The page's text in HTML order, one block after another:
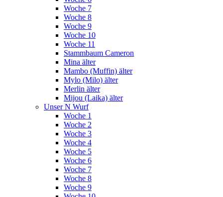
Woche 7
Woche 8
Woche 9
Woche 10
Woche 11
Stammbaum Cameron
Mina älter
Mambo (Muffin) älter
Mylo (Milo) älter
Merlin älter
Mijou (Laika) älter
Unser N Wurf
Woche 1
Woche 2
Woche 3
Woche 4
Woche 5
Woche 6
Woche 7
Woche 8
Woche 9